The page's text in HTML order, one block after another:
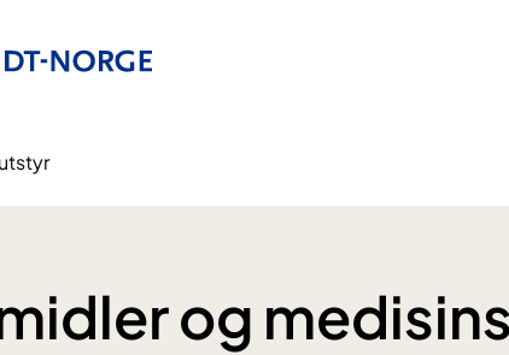
og